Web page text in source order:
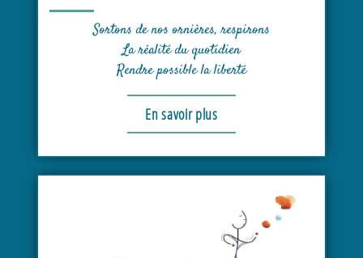
Sortons de nos ornières, respirons
La réalité du quotidien
Rendre possible la liberté
En savoir plus